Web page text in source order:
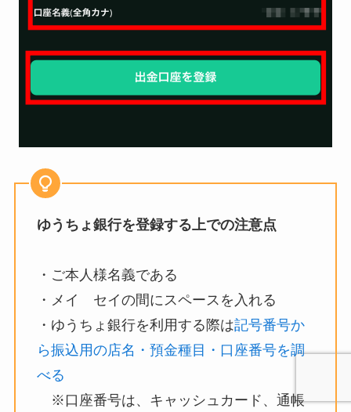
ゆうちょ銀行を登録する上での注意点
・ご本人様名義である
・メイ セイの間にスペースを入れる
・ゆうちょ銀行を利用する際は記号番号か
ら振込用の店名・預金種目・口座番号を調
べる
※口座番号は、キャッシュカード、通帳